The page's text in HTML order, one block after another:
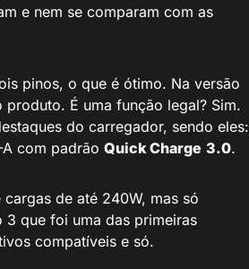
e nem se comparam com as
pinos, o que é ótimo. Na versão
É uma função legal? Sim.
do carregador, sendo eles:
com padrão Quick Charge 3.0.
de até 240W, mas só
que foi uma das primeiras
compatíveis e só.